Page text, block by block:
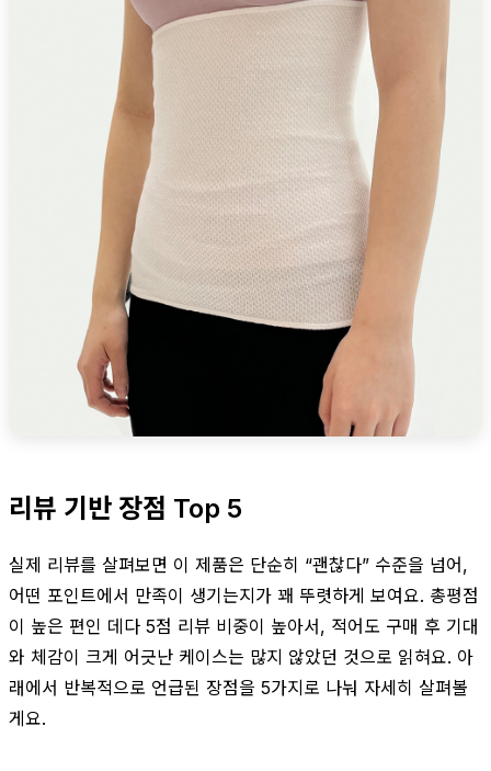
리뷰 기반 장점 Top 5
실제 리뷰를 살펴보면 이 제품은 단순히 “괜찮다” 수준을 넘어,
어떤 포인트에서 만족이 생기는지가 꽤 뚜렷하게 보여요. 총평점
이 높은 편인 데다 5점 리뷰 비중이 높아서, 적어도 구매 후 기대
와 체감이 크게 어긋난 케이스는 많지 않았던 것으로 읽혀요. 아
래에서 반복적으로 언급된 장점을 5가지로 나눠 자세히 살펴볼
게요.